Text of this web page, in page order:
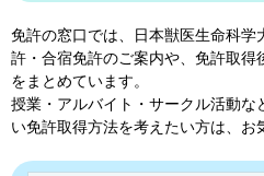
免許の窓口では、 日本獣医生命科学
許・合宿免許のご案内や、免許取得
をまとめています。
授業・アルバイト・サークル活動な
い免許取得方法を考えたい方は、お